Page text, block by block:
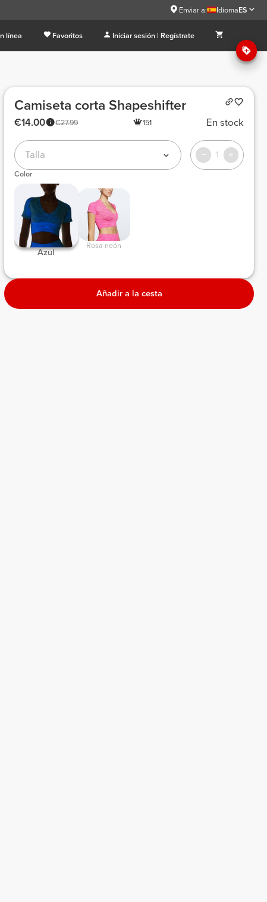
Enviar a: IdiomaES
línea Favoritos Iniciar sesión | Regístrate
Camiseta corta Shapeshifter
€27.99
€14.00 151 En stock
Talla 1
Color
Azul
Rosa neón
Añadir a la cesta